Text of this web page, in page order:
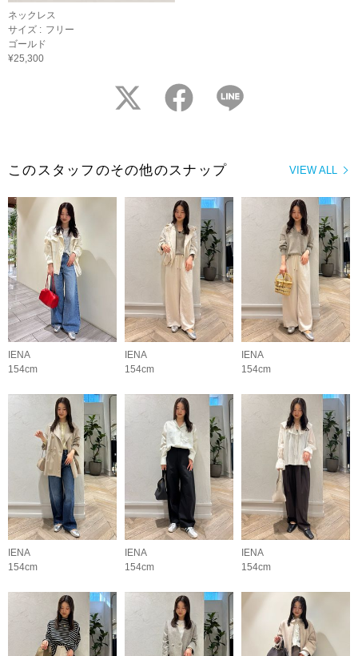
ネックレス
サイズ : フリー
ゴールド
¥25,300
twitter facebook
VIEW ALL
このスタッフのその他のスナップ
IENA
154cm
IENA
154cm
IENA
154cm
IENA
154cm
IENA
154cm
IENA
154cm